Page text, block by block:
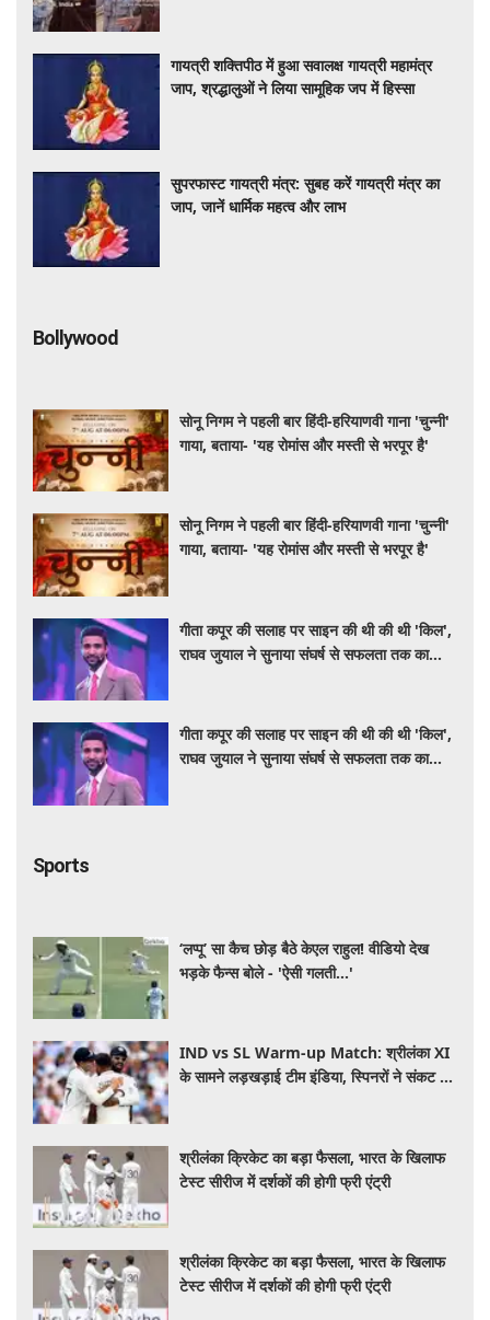
गायत्री शक्तिपीठ में हुआ सवालक्ष गायत्री महामंत्र
जाप, श्रद्धालुओं ने लिया सामूहिक जप में हिस्सा
सुपरफास्ट गायत्री मंत्र: सुबह करें गायत्री मंत्र का
जाप, जानें धार्मिक महत्व और लाभ
Bollywood
सोनू निगम ने पहली बार हिंदी-हरियाणवी गाना 'चुन्नी'
गाया, बताया- 'यह रोमांस और मस्ती से भरपूर है'
सोनू निगम ने पहली बार हिंदी-हरियाणवी गाना 'चुन्नी'
गाया, बताया- 'यह रोमांस और मस्ती से भरपूर है'
गीता कपूर की सलाह पर साइन की थी की थी 'किल',
राघव जुयाल ने सुनाया संघर्ष से सफलता तक का
गीता कपूर की सलाह पर साइन की थी की थी 'किल',
राघव जुयाल ने सुनाया संघर्ष से सफलता तक का
Sports
‘लप्पू’ सा कैच छोड़ बैठे केएल राहुल! वीडियो देख
भड़के फैन्स बोले - 'ऐसी गलती...'
IND vs SL Warm-up Match: श्रीलंका XI
के सामने लड़खड़ाई टीम इंडिया, स्पिनरों ने संकट में
श्रीलंका क्रिकेट का बड़ा फैसला, भारत के खिलाफ
टेस्ट सीरीज में दर्शकों की होगी फ्री एंट्री
श्रीलंका क्रिकेट का बड़ा फैसला, भारत के खिलाफ
टेस्ट सीरीज में दर्शकों की होगी फ्री एंट्री